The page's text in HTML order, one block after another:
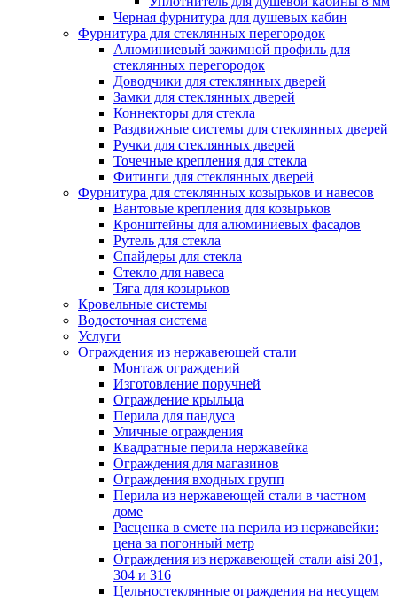
Черная фурнитура для душевых кабин
Фурнитура для стеклянных перегородок
Алюминиевый зажимной профиль для
стеклянных перегородок
Доводчики для стеклянных дверей
Замки для стеклянных дверей
Коннекторы для стекла
Раздвижные системы для стеклянных дверей
Ручки для стеклянных дверей
Точечные крепления для стекла
Фитинги для стеклянных дверей
Фурнитура для стеклянных козырьков и навесов
Вантовые крепления для козырьков
Кронштейны для алюминиевых фасадов
Рутель для стекла
Спайдеры для стекла
Стекло для навеса
Тяга для козырьков
Кровельные системы
Водосточная система
Услуги
Ограждения из нержавеющей стали
Монтаж ограждений
Изготовление поручней
Ограждение крыльца
Перила для пандуса
Уличные ограждения
Квадратные перила нержавейка
Ограждения для магазинов
Ограждения входных групп
Перила из нержавеющей стали в частном
доме
Расценка в смете на перила из нержавейки:
цена за погонный метр
Ограждения из нержавеющей стали aisi 201,
304 и 316
Цельностеклянные ограждения на несущем